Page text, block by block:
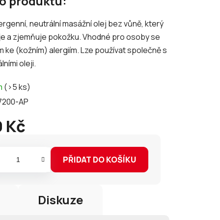
neutrální masážní olej bez vůně, který
a zjemňuje pokožku. Vhodné pro osoby se
ke (kožním) alergiím. Lze používat společně s
oleji.
(>5 ks)
AP
Kč
PŘIDAT DO KOŠÍKU
Diskuze